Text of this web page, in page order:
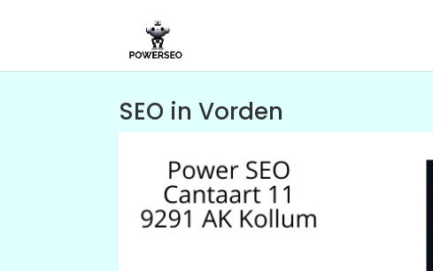
SEO in Vorden